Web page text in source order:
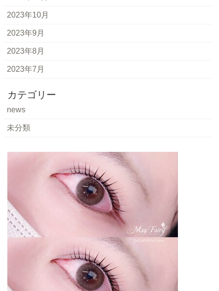
2023年10月
2023年9月
2023年8月
2023年7月
カテゴリー
news
未分類